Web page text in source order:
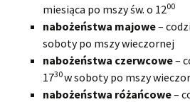
miesiąca po mszy św. o 1200
nabożeństwa majowe–
soboty po mszy wieczornej
nabożeństwa czerwcowe–
1730w soboty po mszy
nabożeństwa różańcowe–